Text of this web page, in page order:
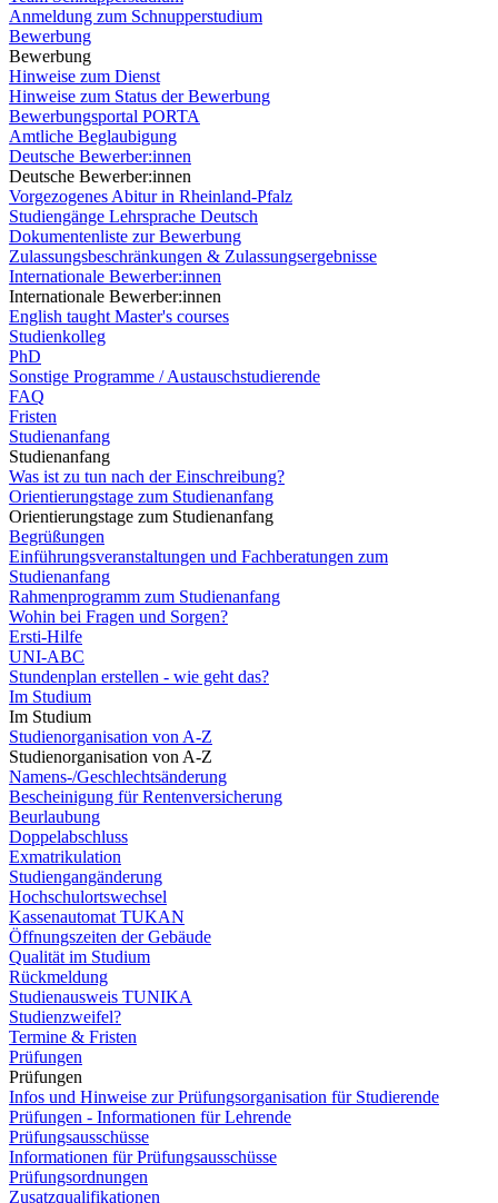
Anmeldung zum Schnupperstudium
Bewerbung
Bewerbung
Hinweise zum Dienst
Hinweise zum Status der Bewerbung
Bewerbungsportal PORTA
Amtliche Beglaubigung
Deutsche Bewerber:innen
Deutsche Bewerber:innen
Vorgezogenes Abitur in Rheinland-Pfalz
Studiengänge Lehrsprache Deutsch
Dokumentenliste zur Bewerbung
Zulassungsbeschränkungen & Zulassungsergebnisse
Internationale Bewerber:innen
Internationale Bewerber:innen
English taught Master's courses
Studienkolleg
PhD
Sonstige Programme / Austauschstudierende
FAQ
Fristen
Studienanfang
Studienanfang
Was ist zu tun nach der Einschreibung?
Orientierungstage zum Studienanfang
Orientierungstage zum Studienanfang
Begrüßungen
Einführungsveranstaltungen und Fachberatungen zum
Studienanfang
Rahmenprogramm zum Studienanfang
Wohin bei Fragen und Sorgen?
Ersti-Hilfe
UNI-ABC
Stundenplan erstellen - wie geht das?
Im Studium
Im Studium
Studienorganisation von A-Z
Studienorganisation von A-Z
Namens-/Geschlechtsänderung
Bescheinigung für Rentenversicherung
Beurlaubung
Doppelabschluss
Exmatrikulation
Studiengangänderung
Hochschulortswechsel
Kassenautomat TUKAN
Öffnungszeiten der Gebäude
Qualität im Studium
Rückmeldung
Studienausweis TUNIKA
Studienzweifel?
Termine & Fristen
Prüfungen
Prüfungen
Infos und Hinweise zur Prüfungsorganisation für Studierende
Prüfungen - Informationen für Lehrende
Prüfungsausschüsse
Informationen für Prüfungsausschüsse
Prüfungsordnungen
Zusatzqualifikationen